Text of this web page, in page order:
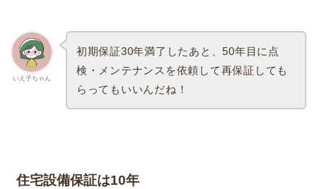
いえ子ちゃん
初期保証30年満了したあと、50年目に点
検・メンテナンスを依頼して再保証しても
らってもいいんだね！
住宅設備保証は10年